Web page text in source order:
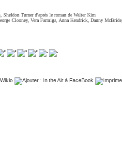
,Sheldon Turnerd'après le roman de Walter Kim
Clooney,Vera Farmiga Anna Kendrick ,Danny McBride